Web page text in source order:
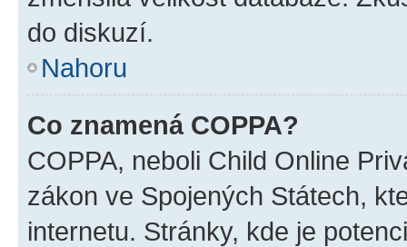
do diskuzí.
Nahoru
Co znamená COPPA?
COPPA, neboli Child Online
zákon ve Spojených Státech,
internetu. Stránky, kde je